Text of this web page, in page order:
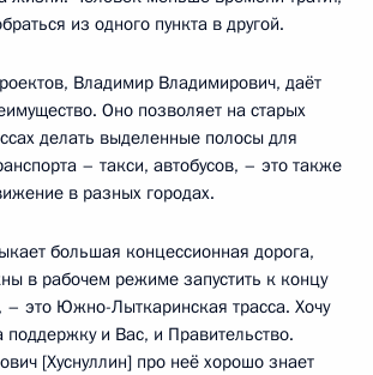
из одного пункта в другой.
Владимир Владимирович, даёт
Оно позволяет на старых
делать выделенные полосы для
– такси, автобусов, – это также
в разных городах.
большая концессионная дорога,
в рабочем режиме запустить к концу
– это Южно-Лыткаринская трасса. Хочу
поддержку и Вас, и Правительство.
[Хуснуллин] про неё хорошо знает